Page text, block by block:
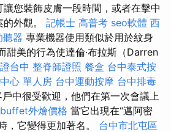
您裝飾皮膚一段時間，或者在擊中
外觀。 記帳士 高普考 seo軟體 西
聽器 專業機器使用類似於用於紋身
甜美的行為使達倫·布拉斯（Darren
台中 整脊師證照 餐盒 台中泰式按
心 單人房 台中運動按摩 台中排毒
中很受歡迎，他們在第一次會議上
buffet外燴價格 當它出現在“邁阿密
，它變得更加著名。 台中市北屯區